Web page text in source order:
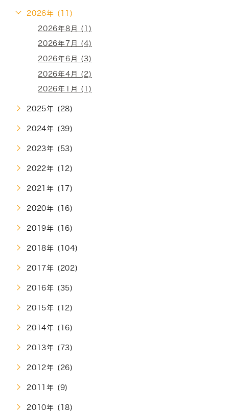
2026年 (11)
2026年8月 (1)
2026年7月 (4)
2026年6月 (3)
2026年4月 (2)
2026年1月 (1)
2025年 (28)
2024年 (39)
2023年 (53)
2022年 (12)
2021年 (17)
2020年 (16)
2019年 (16)
2018年 (104)
2017年 (202)
2016年 (35)
2015年 (12)
2014年 (16)
2013年 (73)
2012年 (26)
2011年 (9)
2010年 (18)